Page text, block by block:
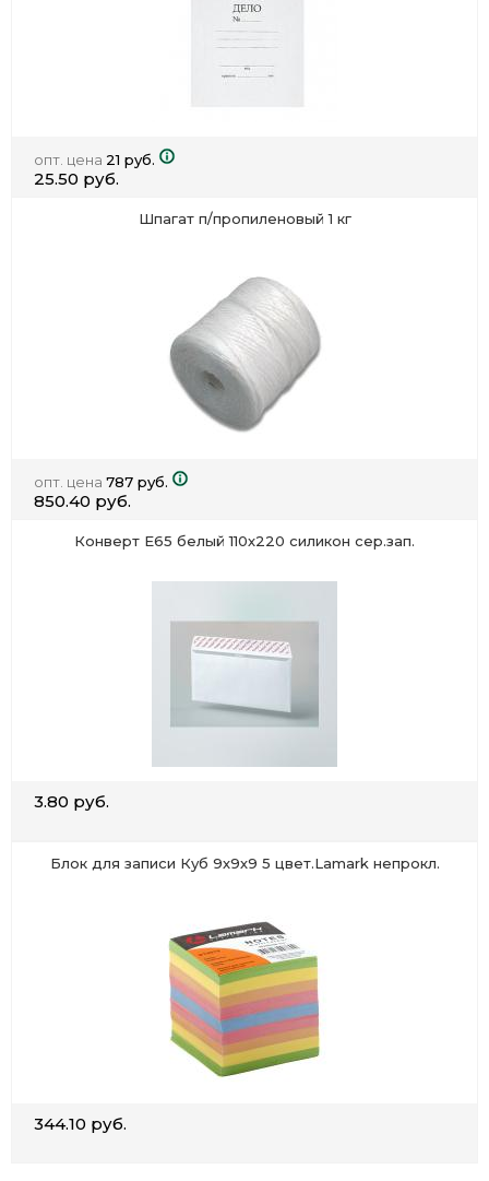
опт. цена 21 руб.
25.50 руб.
Шпагат п/пропиленовый 1 кг
опт. цена 787 руб.
850.40 руб.
Конверт Е65 белый 110х220 силикон сер.зап.
3.80 руб.
Блок для записи Куб 9х9х9 5 цвет.Lamark непрокл.
344.10 руб.